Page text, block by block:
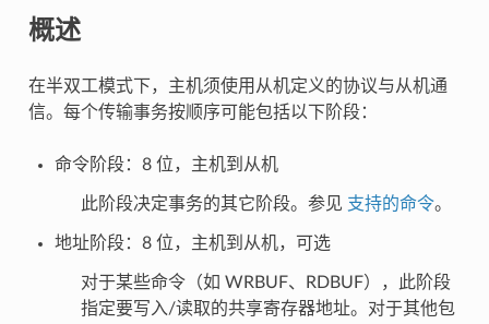
概述
在半双工模式下，主机须使用从机定义的协议与从机通
信。每个传输事务按顺序可能包括以下阶段：
命令阶段：8 位，主机到从机
此阶段决定事务的其它阶段。参见 支持的命令。
地址阶段：8 位，主机到从机，可选
对于某些命令（如 WRBUF、RDBUF），此阶段
指定要写入/读取的共享寄存器地址。对于其他包